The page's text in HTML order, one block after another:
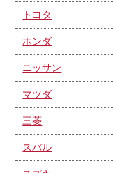
トヨタ
ホンダ
ニッサン
マツダ
三菱
スバル